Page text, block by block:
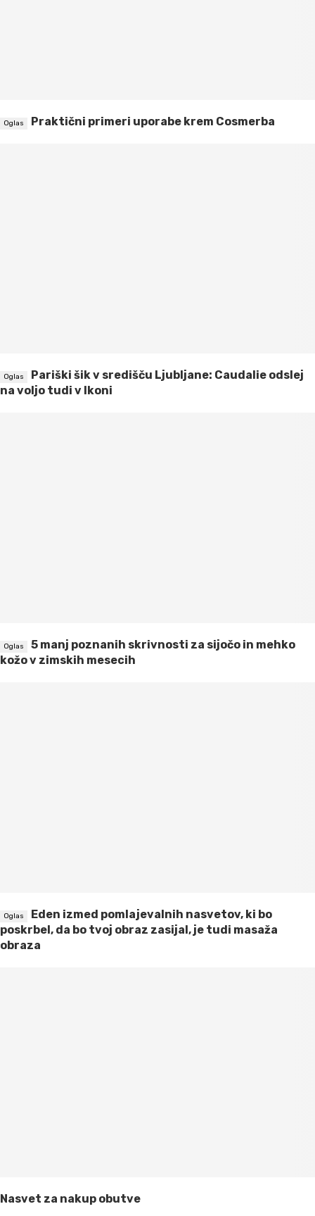
Praktični primeri uporabe krem Cosmerba
Pariški šik v središču Ljubljane: Caudalie odslej
na voljo tudi v Ikoni
5 manj poznanih skrivnosti za sijočo in mehko
kožo v zimskih mesecih
Eden izmed pomlajevalnih nasvetov, ki bo
poskrbel, da bo tvoj obraz zasijal, je tudi masaža
obraza
Nasvet za nakup obutve